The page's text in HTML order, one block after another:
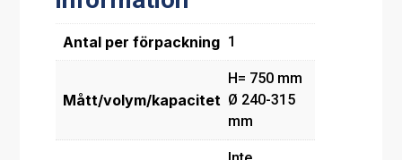
Antal per förpackning 1
Mått/volym/kapacitet
H= 750 mm
Ø 240-315
mm